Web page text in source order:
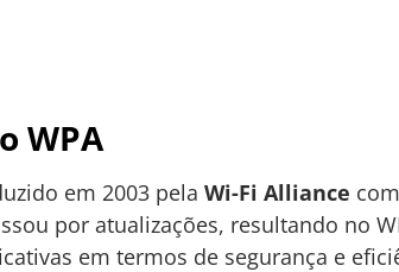
WPA
em 2003 pela Wi-Fi Alliance
por atualizações, resultando no
em termos de segurança e